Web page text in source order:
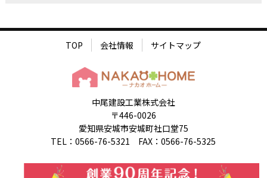
TOP 会社情報 サイトマップ
中尾建設工業株式会社
〒446-0026
愛知県安城市安城町社口堂75
TEL：0566-76-5321 FAX：0566-76-5325